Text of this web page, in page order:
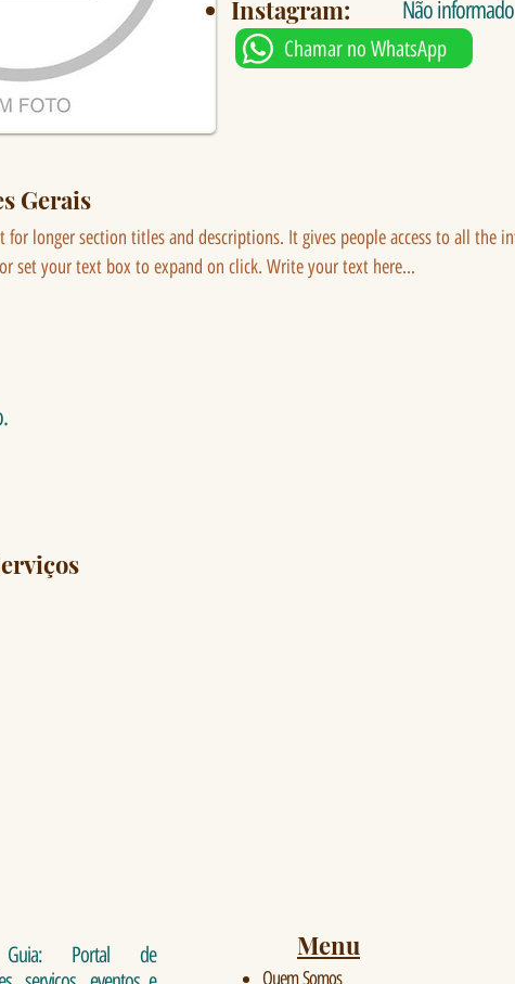
Não informado
Instagram:
Chamar no WhatsApp
Gerais
for longer section titles and descriptions. It gives people access to all the
set your text box to expand on click. Write your text here...
Guia: Portal de
Menu
Quem Somos